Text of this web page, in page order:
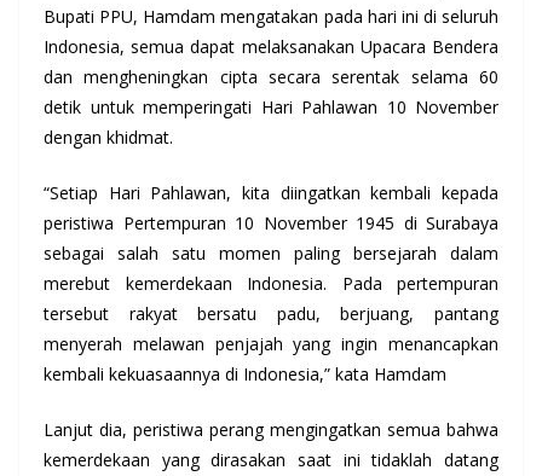
Bupati PPU, Hamdam mengatakan pada hari ini di seluruh
Indonesia, semua dapat melaksanakan Upacara Bendera
dan mengheningkan cipta secara serentak selama 60
detik untuk memperingati Hari Pahlawan 10 November
dengan khidmat.
“Setiap Hari Pahlawan, kita diingatkan kembali kepada
peristiwa Pertempuran 10 November 1945 di Surabaya
sebagai salah satu momen paling bersejarah dalam
merebut kemerdekaan Indonesia. Pada pertempuran
tersebut rakyat bersatu padu, berjuang, pantang
menyerah melawan penjajah yang ingin menancapkan
kembali kekuasaannya di Indonesia,” kata Hamdam
Lanjut dia, peristiwa perang mengingatkan semua bahwa
kemerdekaan yang dirasakan saat ini tidaklah datang